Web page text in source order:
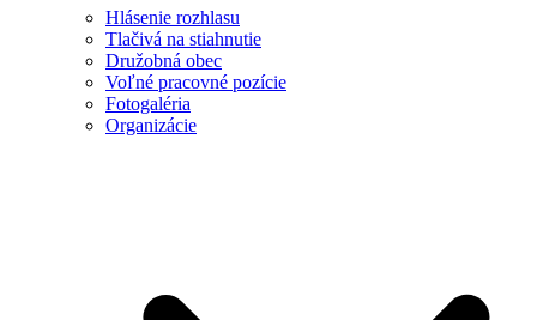
Hlásenie rozhlasu
Tlačivá na stiahnutie
Družobná obec
Voľné pracovné pozície
Fotogaléria
Organizácie